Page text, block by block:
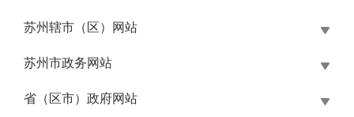
苏州辖市（区）网站
苏州市政务网站
省（区市）政府网站